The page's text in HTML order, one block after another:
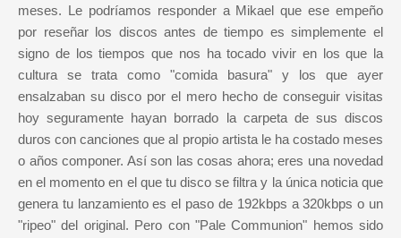
meses. Le podríamos responder a Mikael que ese empeño
por reseñar los discos antes de tiempo es simplemente el
signo de los tiempos que nos ha tocado vivir en los que la
cultura se trata como "comida basura" y los que ayer
ensalzaban su disco por el mero hecho de conseguir visitas
hoy seguramente hayan borrado la carpeta de sus discos
duros con canciones que al propio artista le ha costado meses
o años componer. Así son las cosas ahora; eres una novedad
en el momento en el que tu disco se filtra y la única noticia que
genera tu lanzamiento es el paso de 192kbps a 320kbps o un
"ripeo" del original. Pero con "Pale Communion" hemos sido